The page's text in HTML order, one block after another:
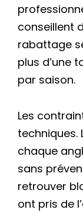
conseillent
rabattage
plus d’une
par saison.
Les
techniques.
chaque
sans
retrouver
ont pris de